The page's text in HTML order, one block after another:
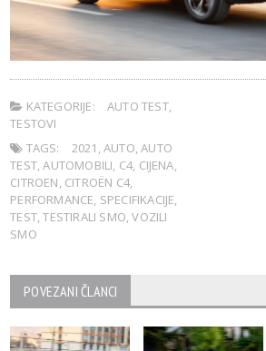
KATEGORIJE: AUTO TEST,
TESTOVI
TAGS:
2021 ,AUTO,AUTO
TEST,AUTOMOBILI, C4, CIJENA,
CITROEN, CITROËN C4,
PERFORMANCE, SPECIFIKACIJE,
TEST,TESTIRALI SMO,VOZILI
SMO
POVEZANI ČLANCI